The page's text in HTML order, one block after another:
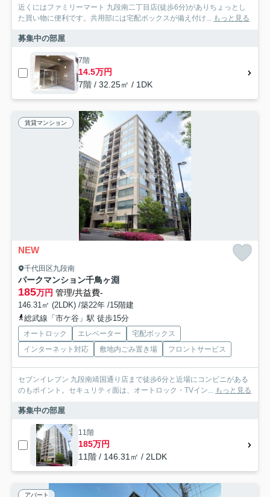
近くにはファミリーマート 九段南二丁目店(徒歩6分)がありちょっとし
た買い物に便利です。共用部には宅配ボックスが備え付け... もっと見る
募集中の部屋
7階
14.5万円
7階 / 32.25㎡ / 1DK
賃貸マンション
NEW
千代田区九段南
パークマンション千鳥ヶ淵
185万円 管理/共益費-
146.31㎡ (2LDK) /築22年 /15階建
総武線「市ケ谷」駅 徒歩15分
オートロック エレベーター
宅配ボックス
インターネット対応
敷地内ごみ置き場 フロントサービス
セブンイレブン 九段南靖国通り店まで徒歩6分と近場にコンビニがある
のもポイント。セキュリティ面は、オートロック・TVイン... もっと見る
募集中の部屋
11階
185万円
11階 / 146.31㎡ / 2LDK
アパート